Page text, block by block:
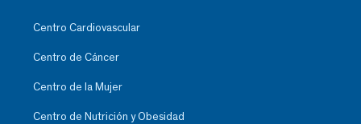
Centro Cardiovascular
Centro de Cáncer
Centro de la Mujer
Centro de Nutrición y Obesidad